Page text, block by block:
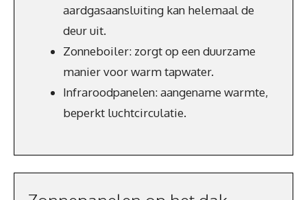
aardgasaansluiting kan helemaal de
deur uit.
Zonneboiler: zorgt op een duurzame
manier voor warm tapwater.
Infraroodpanelen: aangename warmte,
beperkt luchtcirculatie.